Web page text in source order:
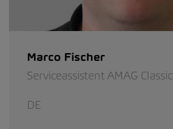
Marco Fischer
Serviceassistent AMAG Classic
DE